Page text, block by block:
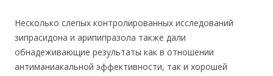
Несколько слепых контролированных исследований
зипрасидона и арипипразола также дали
обнадеживающие результаты как в отношении
антиманиакальной эффективности, так и хорошей